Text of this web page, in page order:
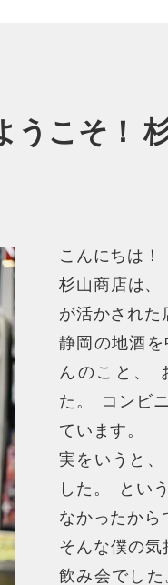
うこそ！
こんにちは！
杉山商店は、
が活かされた
静岡の地酒を
んのこと 、
た。
コンビ
ています。
実をいうと 、
した。 とい
なかったから
そんな僕の気
飲み会でした